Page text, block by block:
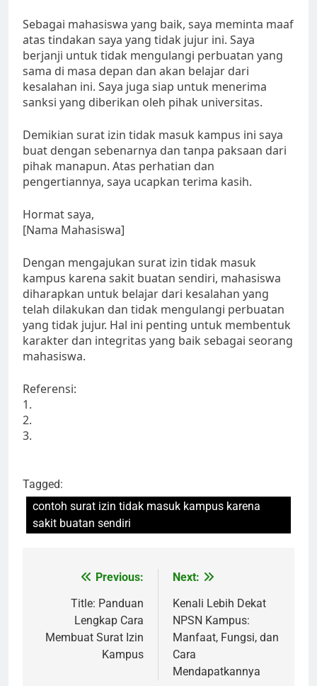
Sebagai mahasiswa yang baik, saya meminta maaf
atas tindakan saya yang tidak jujur ini. Saya
berjanji untuk tidak mengulangi perbuatan yang
sama di masa depan dan akan belajar dari
kesalahan ini. Saya juga siap untuk menerima
sanksi yang diberikan oleh pihak universitas.
Demikian surat izin tidak masuk kampus ini saya
buat dengan sebenarnya dan tanpa paksaan dari
pihak manapun. Atas perhatian dan
pengertiannya, saya ucapkan terima kasih.
Hormat saya,
[Nama Mahasiswa]
Dengan mengajukan surat izin tidak masuk
kampus karena sakit buatan sendiri, mahasiswa
diharapkan untuk belajar dari kesalahan yang
telah dilakukan dan tidak mengulangi perbuatan
yang tidak jujur. Hal ini penting untuk membentuk
karakter dan integritas yang baik sebagai seorang
mahasiswa.
Referensi:
1.
2.
3.
Tagged:
contoh surat izin tidak masuk kampus karena
sakit buatan sendiri
navigation
Previous:
Title: Panduan
Lengkap Cara
Membuat Surat Izin
Kampus
Next:
Kenali Lebih Dekat
NPSN Kampus:
Manfaat, Fungsi, dan
Cara
Mendapatkannya